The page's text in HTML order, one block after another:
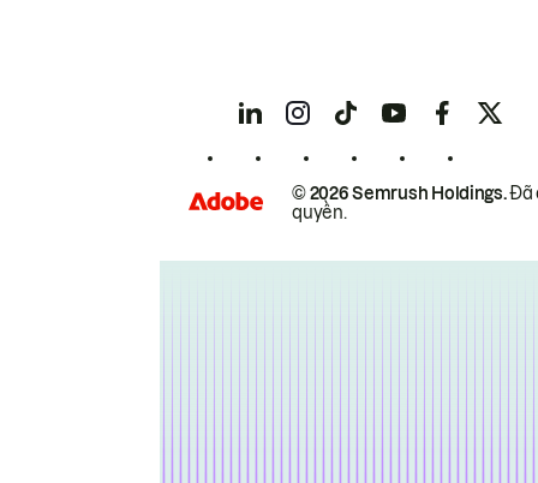
© 2026 Semrush Holdings.Đã
quyền.